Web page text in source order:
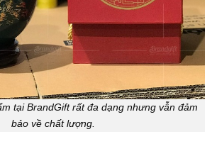
tại BrandGift rất đa dạng nhưng vẫn đảm
bảo về chất lượng.